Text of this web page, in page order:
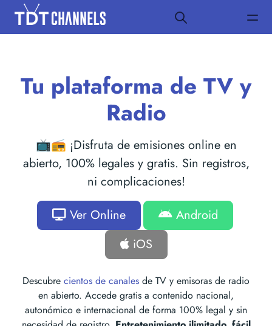
Tu plataforma de TV y
Radio
📺📻 ¡Disfruta de emisiones online en
abierto, 100% legales y gratis. Sin registros,
ni complicaciones!
Ver Online
Android
iOS
Descubre cientos de canales de TV y emisoras de radio
en abierto. Accede gratis a contenido nacional,
autonómico e internacional de forma 100% legal y sin